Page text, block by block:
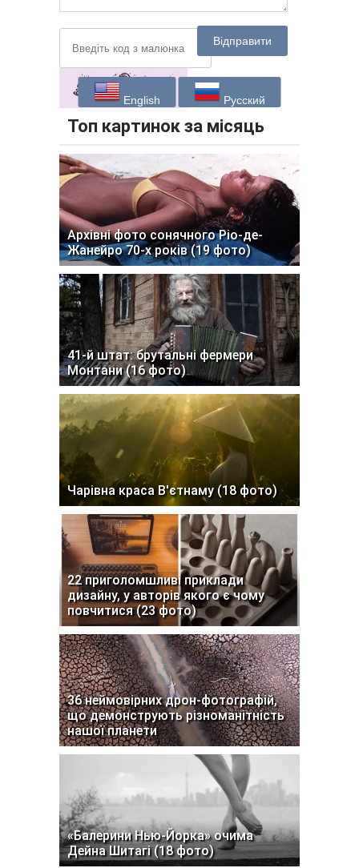
Відправити
English Русский
Топ картинок за місяць
Архівні фото сонячного Ріо-де-
Жанейро 70-х років (19 фото)
41-й штат: брутальні фермери
Монтани (16 фото)
Чарівна краса В'єтнаму (18 фото)
22 приголомшливі приклади
дизайну, у авторів якого є чому
повчитися (23 фото)
36 неймовірних дрон-фотографій,
що демонструють різноманітність
нашої планети
«Балерини Нью-Йорка» очима
Дейна Шитагі (18 фото)